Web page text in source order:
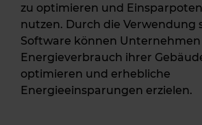
zu optimieren und
nutzen. Durch die Verwendung
Software können
Energieverbrauch ihrer
optimieren und erhebliche
Energieeinsparungen erzielen.